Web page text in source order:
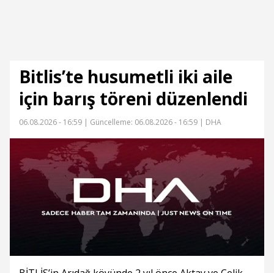
Bitlis’te husumetli iki aile
için barış töreni düzenlendi
06.08.2026 - 16:59 | Güncelleme: 06.08.2026 - 16:59 | DHA